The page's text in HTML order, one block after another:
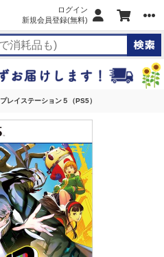
ログイン
新規会員登録(無料)
プレイステーション５（PS5）